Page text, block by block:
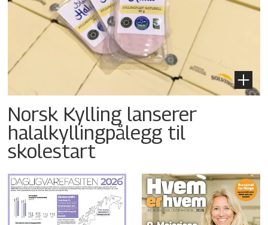
Norsk Kylling lanserer
halalkyllingpålegg til
skolestart